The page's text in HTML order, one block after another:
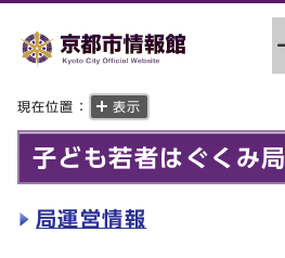
現在位置： 表示
子ども若者はぐくみ局
局運営情報